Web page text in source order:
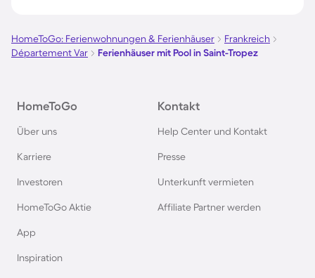
Ferienhäuser mit Pool an der Nordsee
Ferienhäuser mit Pool im Allgäu
Ferienhäuser mit Pool auf Fehmarn
Ferienhäuser mit Pool in Büsum
HomeToGo: Ferienwohnungen & Ferienhäuser
Frankreich
Département Var
Ferienhäuser mit Pool in Saint-Tropez
HomeToGo
Über uns
Karriere
Investoren
HomeToGo Aktie
App
Inspiration
Kontakt
Help Center und Kontakt
Presse
Unterkunft vermieten
Affiliate Partner werden